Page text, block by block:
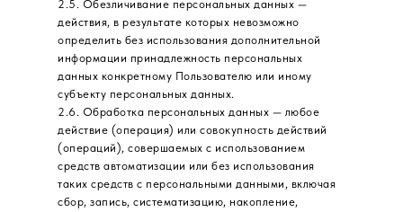
2.5. Обезличивание персональных данных —
действия, в результате которых невозможно
определить без использования дополнительной
информации принадлежность персональных
данных конкретному Пользователю или иному
субъекту персональных данных.
2.6. Обработка персональных данных — любое
действие (операция) или совокупность действий
(операций), совершаемых с использованием
средств автоматизации или без использования
таких средств с персональными данными, включая
сбор, запись, систематизацию, накопление,